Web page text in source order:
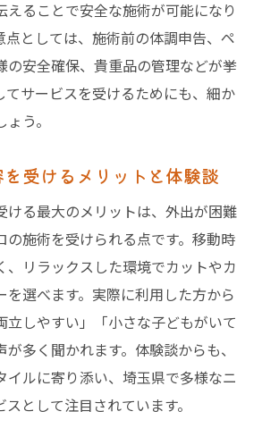
えることで安全な施術が可能になり
点としては、施術前の体調申告、ペ
の安全確保、貴重品の管理などが挙
てサービスを受けるためにも、細か
う。
受けるメリットと体験談
ける最大のメリットは、外出が困難
の施術を受けられる点です。移動時
、リラックスした環境でカットやカ
を選べます。実際に利用した方から
立しやすい」「小さな子どもがいて
多く聞かれます。体験談からも、
イルに寄り添い、埼玉県で多様なニ
として注目されています。